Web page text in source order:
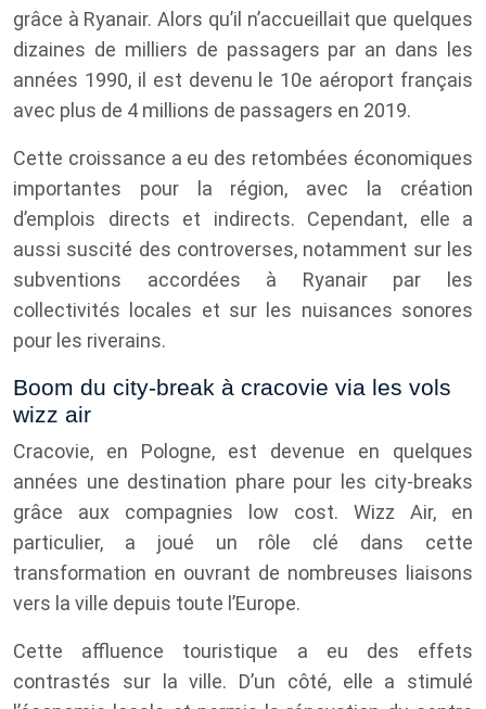
grâce à Ryanair. Alors qu’il n’accueillait que quelques
dizaines de milliers de passagers par an dans les
années 1990, il est devenu le 10e aéroport français
avec plus de 4 millions de passagers en 2019.
Cette croissance a eu des retombées économiques
importantes pour la région, avec la création
d’emplois directs et indirects. Cependant, elle a
aussi suscité des controverses, notamment sur les
subventions accordées à Ryanair par les
collectivités locales et sur les nuisances sonores
pour les riverains.
Boom du city-break à cracovie via les vols
wizz air
Cracovie, en Pologne, est devenue en quelques
années une destination phare pour les city-breaks
grâce aux compagnies low cost. Wizz Air, en
particulier, a joué un rôle clé dans cette
transformation en ouvrant de nombreuses liaisons
vers la ville depuis toute l’Europe.
Cette affluence touristique a eu des effets
contrastés sur la ville. D’un côté, elle a stimulé